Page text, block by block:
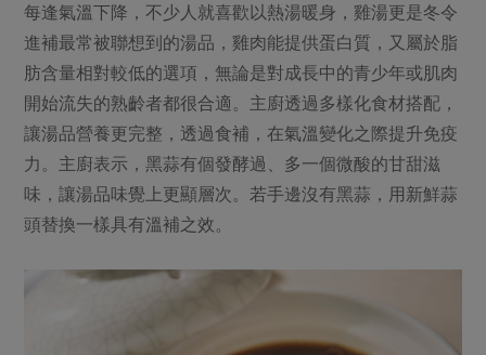
每逢氣溫下降，不少人就喜歡以熱湯暖身，雞湯更是冬令
進補最常被聯想到的湯品，雞肉能提供蛋白質，又屬於脂
肪含量相對較低的選項，無論是對成長中的青少年或肌肉
開始流失的熟齡者都很合適。主廚透過多樣化食材搭配，
讓湯品營養更完整，透過食補，在氣溫變化之際提升免疫
力。主廚表示，黑蒜有個發酵過、多一個微酸的甘甜滋
味，讓湯品味覺上更顯層次。若手邊沒有黑蒜，用新鮮蒜
頭替換一樣具有溫補之效。